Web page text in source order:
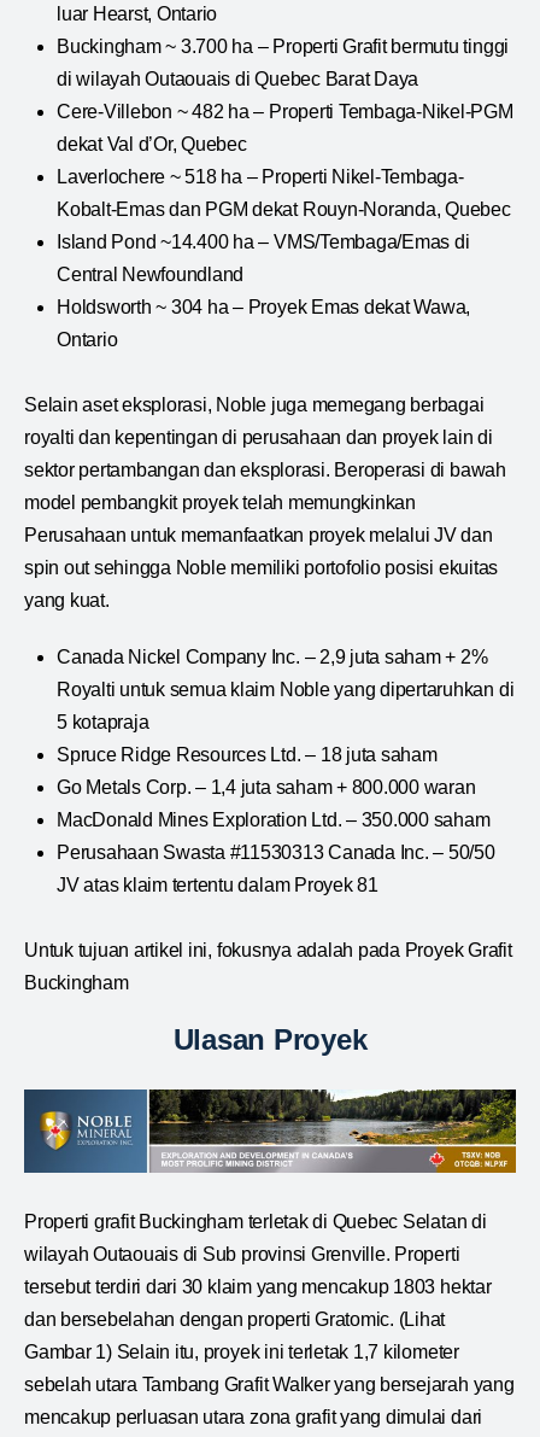
luar Hearst, Ontario
Buckingham ~ 3.700 ha – Properti Grafit bermutu tinggi
di wilayah Outaouais di Quebec Barat Daya
Cere-Villebon ~ 482 ha – Properti Tembaga-Nikel-PGM
dekat Val d’Or, Quebec
Laverlochere ~ 518 ha – Properti Nikel-Tembaga-
Kobalt-Emas dan PGM dekat Rouyn-Noranda, Quebec
Island Pond ~14.400 ha – VMS/Tembaga/Emas di
Central Newfoundland
Holdsworth ~ 304 ha – Proyek Emas dekat Wawa,
Ontario
Selain aset eksplorasi, Noble juga memegang berbagai
royalti dan kepentingan di perusahaan dan proyek lain di
sektor pertambangan dan eksplorasi. Beroperasi di bawah
model pembangkit proyek telah memungkinkan
Perusahaan untuk memanfaatkan proyek melalui JV dan
spin out sehingga Noble memiliki portofolio posisi ekuitas
yang kuat.
Canada Nickel Company Inc. – 2,9 juta saham + 2%
Royalti untuk semua klaim Noble yang dipertaruhkan di
5 kotapraja
Spruce Ridge Resources Ltd. – 18 juta saham
Go Metals Corp. – 1,4 juta saham + 800.000 waran
MacDonald Mines Exploration Ltd. – 350.000 saham
Perusahaan Swasta #11530313 Canada Inc. – 50/50
JV atas klaim tertentu dalam Proyek 81
Untuk tujuan artikel ini, fokusnya adalah pada Proyek Grafit
Buckingham
Ulasan Proyek
Properti grafit Buckingham terletak di Quebec Selatan di
wilayah Outaouais di Sub provinsi Grenville. Properti
tersebut terdiri dari 30 klaim yang mencakup 1803 hektar
dan bersebelahan dengan properti Gratomic. (Lihat
Gambar 1) Selain itu, proyek ini terletak 1,7 kilometer
sebelah utara Tambang Grafit Walker yang bersejarah yang
mencakup perluasan utara zona grafit yang dimulai dari